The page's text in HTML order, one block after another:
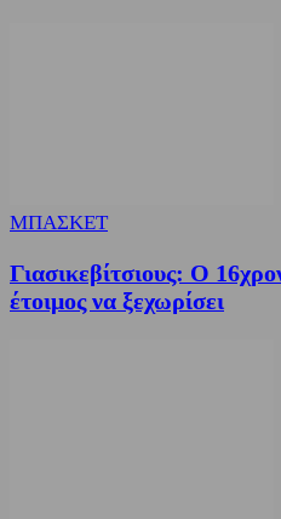
ΜΠΑΣΚΕΤ
Γιασικεβίτσιους: Ο
έτοιμος να ξεχωρίσει